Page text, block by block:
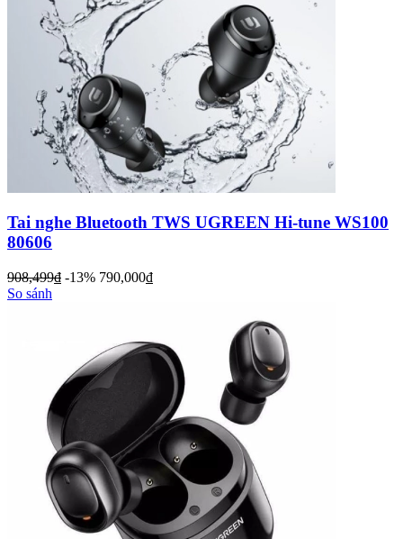
Tai nghe Bluetooth TWS UGREEN Hi-tune WS100
80606
908,499đ -13% 790,000đ
So sánh